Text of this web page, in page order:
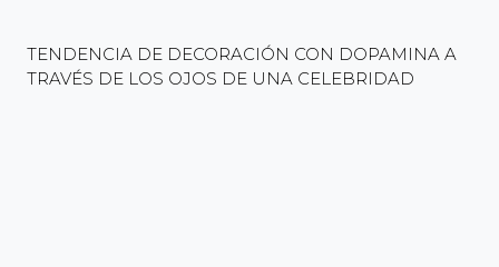
TENDENCIA DE DECORACIÓN CON DOPAMINA A
TRAVÉS DE LOS OJOS DE UNA CELEBRIDAD